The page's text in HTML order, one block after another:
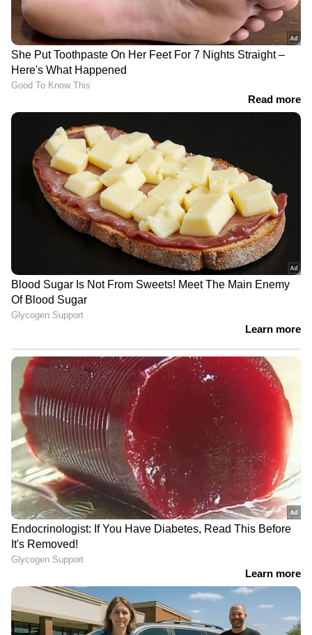
LATEST VIDEOS
കനത്ത മഴയിൽ തൃശൂരും വീണു;
സ്ഥാപനങ്ങൾക്ക് ഇന്ന് അവധി
ഫ്രഷ് കട്ടിൽ ഇന്ന് ജില്ല
കളക്ടറിന്റെയും മലിനീകരണ
നിയന്ത്രണ ബോര്‍ഡിന്റെയും
പരിശോധന